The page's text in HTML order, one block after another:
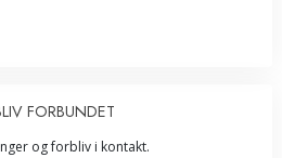
FORBUNDET
og forbliv i kontakt.